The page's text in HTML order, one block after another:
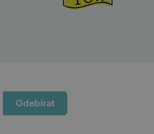
Odebírat